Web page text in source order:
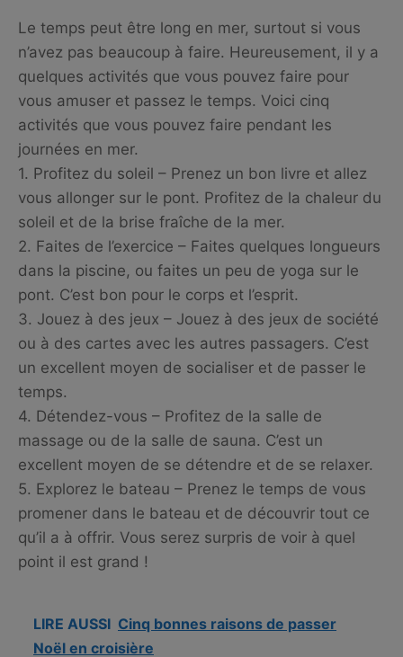
Le temps peut être long en mer, surtout si vous
n’avez pas beaucoup à faire. Heureusement, il y a
quelques activités que vous pouvez faire pour
vous amuser et passez le temps. Voici cinq
activités que vous pouvez faire pendant les
journées en mer.
1. Profitez du soleil – Prenez un bon livre et allez
vous allonger sur le pont. Profitez de la chaleur du
soleil et de la brise fraîche de la mer.
2. Faites de l’exercice – Faites quelques longueurs
dans la piscine, ou faites un peu de yoga sur le
pont. C’est bon pour le corps et l’esprit.
3. Jouez à des jeux – Jouez à des jeux de société
ou à des cartes avec les autres passagers. C’est
un excellent moyen de socialiser et de passer le
temps.
4. Détendez-vous – Profitez de la salle de
massage ou de la salle de sauna. C’est un
excellent moyen de se détendre et de se relaxer.
5. Explorez le bateau – Prenez le temps de vous
promener dans le bateau et de découvrir tout ce
qu’il a à offrir. Vous serez surpris de voir à quel
point il est grand !
LIRE AUSSI Cinq bonnes raisons de passer
Noël en croisière